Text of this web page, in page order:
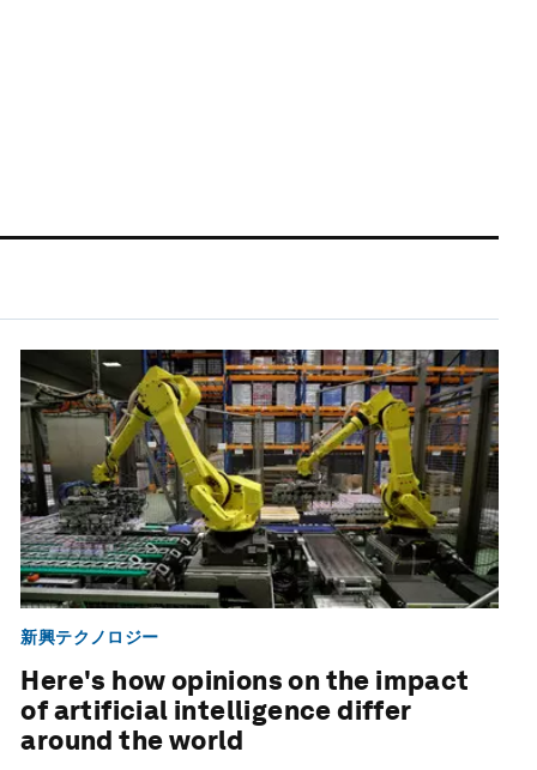
新興テクノロジー
Here's how opinions on the impact
of artificial intelligence differ
around the world